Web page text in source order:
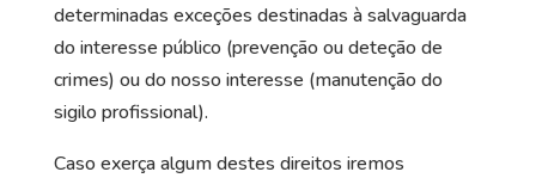
determinadas exceções destinadas à salvaguarda
do interesse público (prevenção ou deteção de
crimes) ou do nosso interesse (manutenção do
sigilo profissional).
Caso exerça algum destes direitos iremos